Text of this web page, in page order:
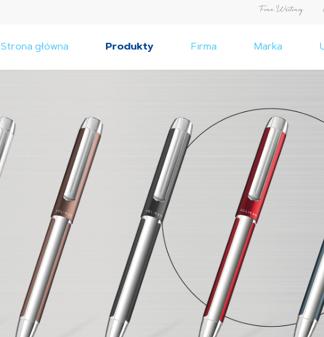
Strona główna Produkty Firma Marka